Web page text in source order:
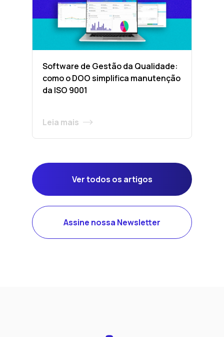
Software de Gestão da Qualidade:
como o DOO simplifica manutenção
da ISO 9001
Leia mais
Ver todos os artigos
Assine nossa Newsletter